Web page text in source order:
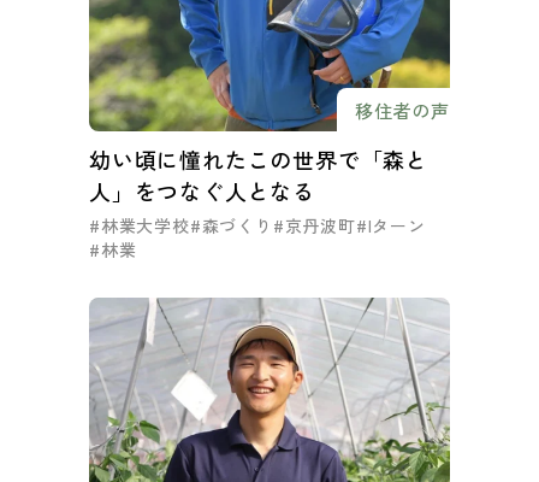
移住者の声
幼い頃に憧れたこの世界で「森と
人」をつなぐ人となる
#林業大学校#森づくり #京丹波町#Iターン
#林業